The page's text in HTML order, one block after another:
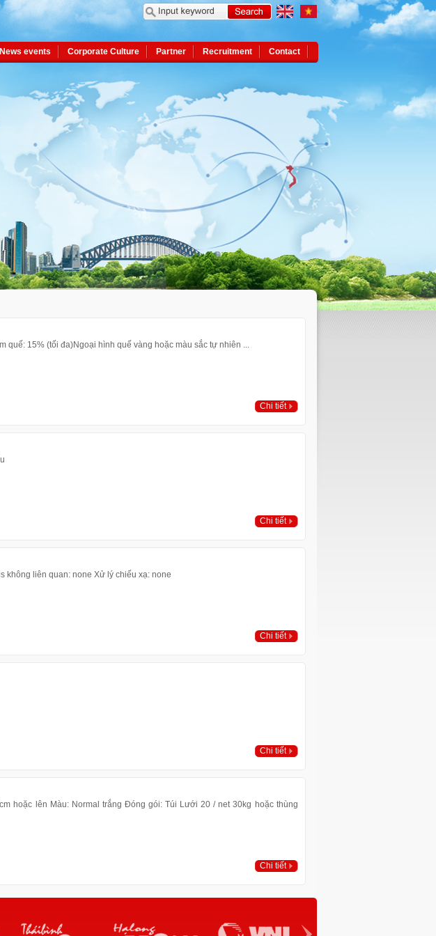
News events Corporate Culture Partner Recruitment Contact
quế: 15% (tối đa)Ngoại hình quế vàng hoặc màu sắc tự nhiên ...
Chi tiết
Chi tiết
không liên quan: none Xử lý chiếu xạ: none
Chi tiết
Chi tiết
hoặc lên Màu: Normal trắng Đóng gói: Túi Lưới 20 / net 30kg hoặc thùng
Chi tiết